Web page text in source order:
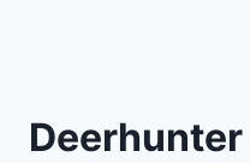
Deerhunter